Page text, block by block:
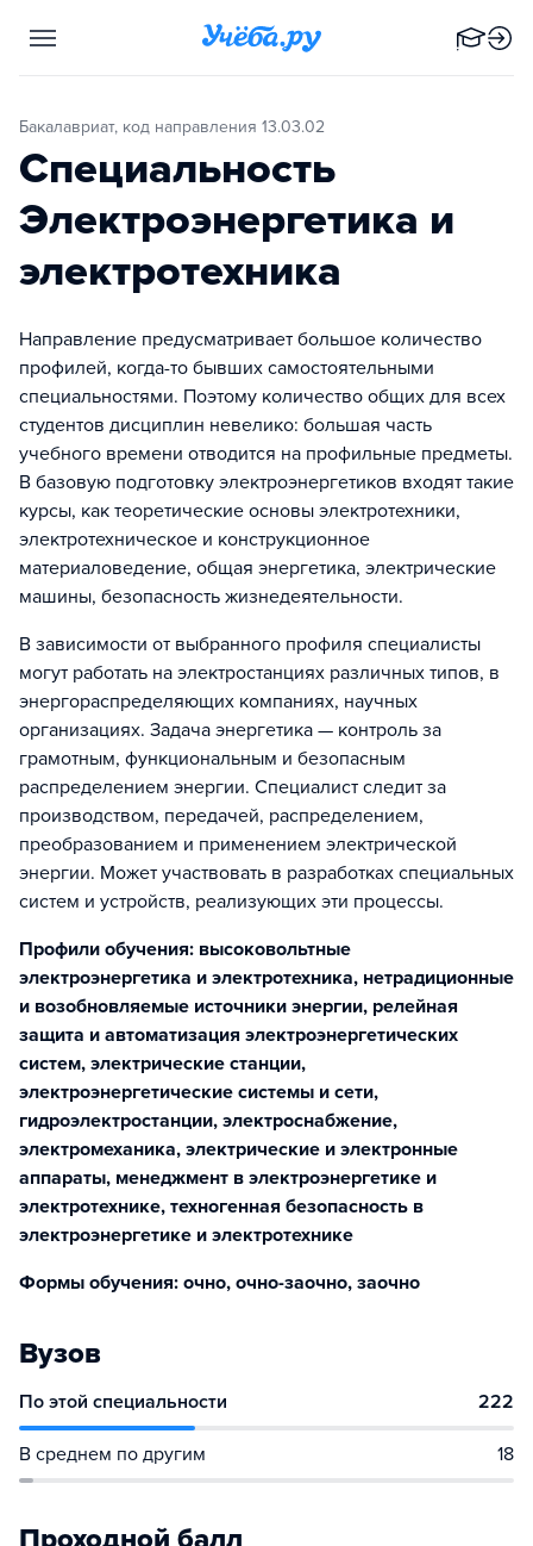
Бакалавриат, код направления 13.03.02
Специальность
Электроэнергетика и
электротехника
Направление предусматривает большое количество
профилей, когда-то бывших самостоятельными
специальностями. Поэтому количество общих для всех
студентов дисциплин невелико: большая часть
учебного времени отводится на профильные предметы.
В базовую подготовку электроэнергетиков входят такие
курсы, как теоретические основы электротехники,
электротехническое и конструкционное
материаловедение, общая энергетика, электрические
машины, безопасность жизнедеятельности.
В зависимости от выбранного профиля специалисты
могут работать на электростанциях различных типов, в
энергораспределяющих компаниях, научных
организациях. Задача энергетика — контроль за
грамотным, функциональным и безопасным
распределением энергии. Специалист следит за
производством, передачей, распределением,
преобразованием и применением электрической
энергии. Может участвовать в разработках специальных
систем и устройств, реализующих эти процессы.
Профили обучения: высоковольтные
электроэнергетика и электротехника, нетрадиционные
и возобновляемые источники энергии, релейная
защита и автоматизация электроэнергетических
систем, электрические станции,
электроэнергетические системы и сети,
гидроэлектростанции, электроснабжение,
электромеханика, электрические и электронные
аппараты, менеджмент в электроэнергетике и
электротехнике, техногенная безопасность в
электроэнергетике и электротехнике
Формы обучения: очно, очно-заочно, заочно
Вузов
По этой специальности 222
В среднем по другим 18